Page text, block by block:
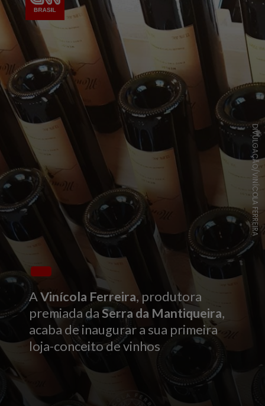
AVinícola Ferreira, produtora
premiada daSerra da Mantiqueira,
acaba de inaugurar a sua primeira
loja-conceito de vinhos
DIVULGAÇÃO/VINÍCOLA FERREIRA